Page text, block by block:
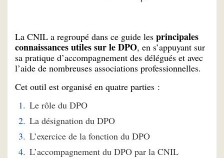
La CNIL a regroupé dans ce guide les principales
connaissances utiles sur le DPO, en s’appuyant sur
sa pratique d’accompagnement des délégués et avec
l’aide de nombreuses associations professionnelles.
Cet outil est organisé en quatre parties :
Le rôle du DPO
La désignation du DPO
L’exercice de la fonction du DPO
L’accompagnement du DPO par la CNIL